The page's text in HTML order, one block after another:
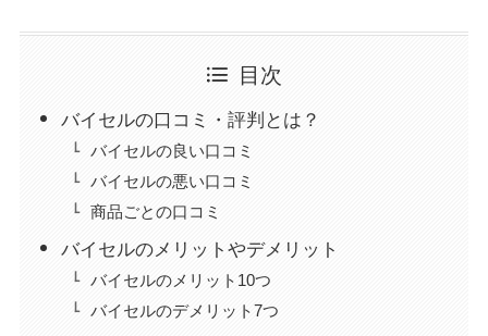
目次
バイセルの口コミ・評判とは？
バイセルの良い口コミ
バイセルの悪い口コミ
商品ごとの口コミ
バイセルのメリットやデメリット
バイセルのメリット10つ
バイセルのデメリット7つ